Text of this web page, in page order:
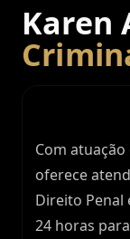
Karen
Com
oferece
Direito Penal
24 horas